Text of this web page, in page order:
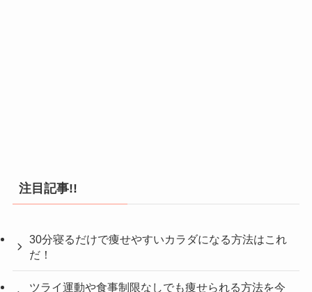
注目記事!!
30分寝るだけで痩せやすいカラダになる方法はこれ
だ！
ツライ運動や食事制限なしでも痩せられる方法を今